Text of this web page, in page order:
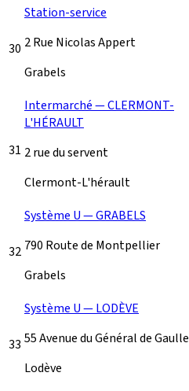
30
Station-service
2 Rue Nicolas Appert
Grabels
31
Intermarché — CLERMONT-
L'HÉRAULT
2 rue du servent
Clermont-L'hérault
32
Système U — GRABELS
790 Route de Montpellier
Grabels
33
Système U — LODÈVE
55 Avenue du Général de Gaulle
Lodève